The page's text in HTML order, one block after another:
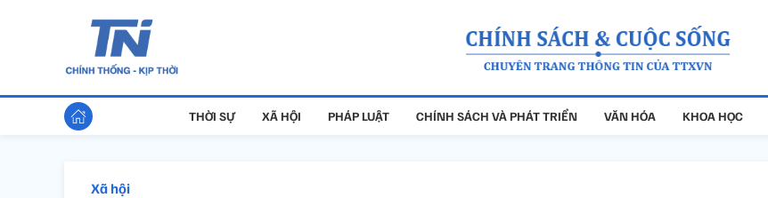
THỜI SỰ XÃ HỘI PHÁP LUẬT CHÍNH SÁCH VÀ PHÁT TRIỂN VĂN HÓA KHOA HỌC
Xã hội